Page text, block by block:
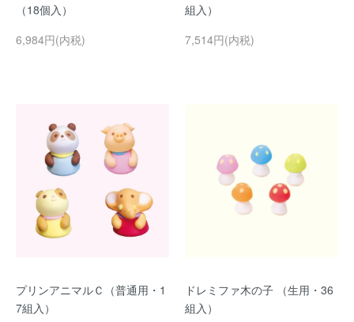
（18個入）
6,984円(内税)
組入）
7,514円(内税)
プリンアニマルＣ（普通用・1
7組入）
ドレミファ木の子 （生用・36
組入）